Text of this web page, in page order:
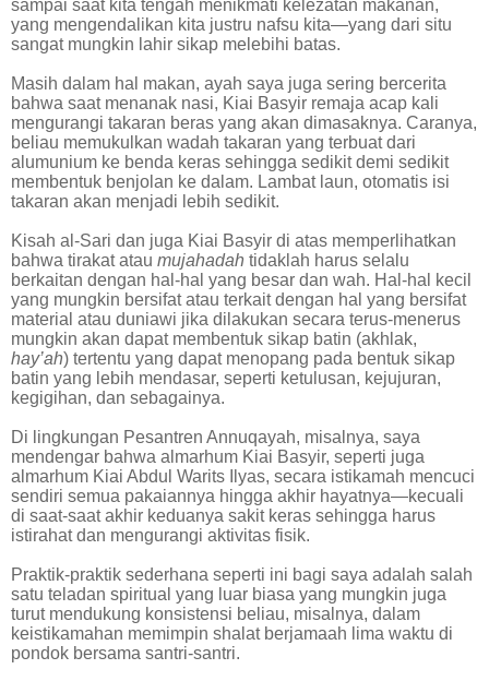
sampai saat kita tengah menikmati kelezatan makanan,
yang mengendalikan kita justru nafsu kita—yang dari situ
sangat mungkin lahir sikap melebihi batas.
Masih dalam hal makan, ayah saya juga sering bercerita
bahwa saat menanak nasi, Kiai Basyir remaja acap kali
mengurangi takaran beras yang akan dimasaknya. Caranya,
beliau memukulkan wadah takaran yang terbuat dari
alumunium ke benda keras sehingga sedikit demi sedikit
membentuk benjolan ke dalam. Lambat laun, otomatis isi
takaran akan menjadi lebih sedikit.
Kisah al-Sari dan juga Kiai Basyir di atas memperlihatkan
bahwa tirakat atau mujahadah tidaklah harus selalu
berkaitan dengan hal-hal yang besar dan wah. Hal-hal kecil
yang mungkin bersifat atau terkait dengan hal yang bersifat
material atau duniawi jika dilakukan secara terus-menerus
mungkin akan dapat membentuk sikap batin (akhlak,
hay’ah) tertentu yang dapat menopang pada bentuk sikap
batin yang lebih mendasar, seperti ketulusan, kejujuran,
kegigihan, dan sebagainya.
Di lingkungan Pesantren Annuqayah, misalnya, saya
mendengar bahwa almarhum Kiai Basyir, seperti juga
almarhum Kiai Abdul Warits Ilyas, secara istikamah mencuci
sendiri semua pakaiannya hingga akhir hayatnya—kecuali
di saat-saat akhir keduanya sakit keras sehingga harus
istirahat dan mengurangi aktivitas fisik.
Praktik-praktik sederhana seperti ini bagi saya adalah salah
satu teladan spiritual yang luar biasa yang mungkin juga
turut mendukung konsistensi beliau, misalnya, dalam
keistikamahan memimpin shalat berjamaah lima waktu di
pondok bersama santri-santri.